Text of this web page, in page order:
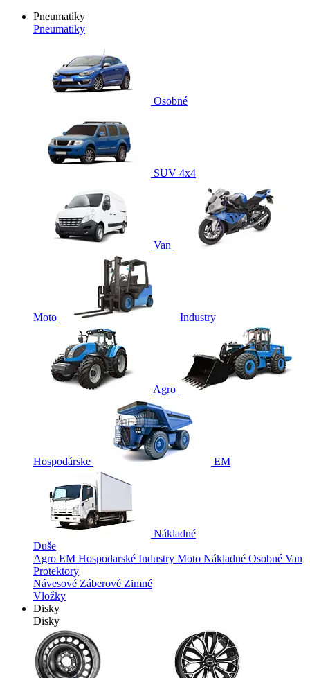
Pneumatiky
Pneumatiky
Osobné
SUV 4x4
Van
Moto Industry
Agro
Hospodárske EM
Nákladné
Duše
Agro EM Hospodarské Industry Moto Nákladné Osobné Van
Protektory
Návesové Záberové Zimné
Vložky
Disky
Disky